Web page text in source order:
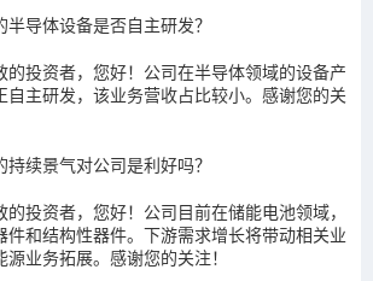
导体设备是否自主研发？
的投资者，您好！公司在半导体领域的设备产
自主研发，该业务营收占比较小。感谢您的关
续景气对公司是利好吗？
投资者，您好！公司目前在储能电池领域，
件和结构性器件。下游需求增长将带动相关业
业务拓展。感谢您的关注！